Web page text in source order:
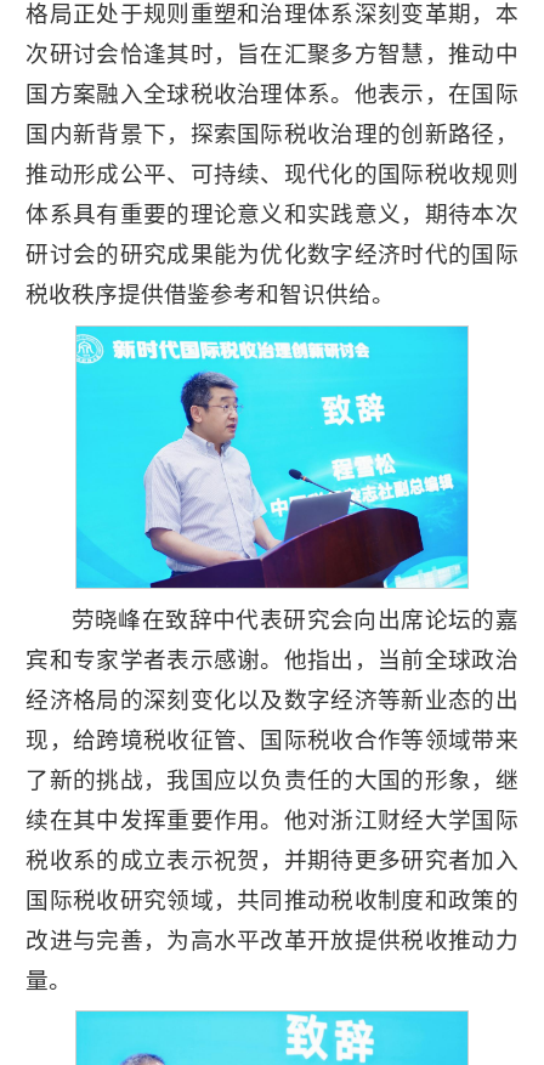
格局正处于规则重塑和治理体系深刻变革期，本
次研讨会恰逢其时，旨在汇聚多方智慧，推动中
国方案融入全球税收治理体系。他表示，在国际
国内新背景下，探索国际税收治理的创新路径，
推动形成公平、可持续、现代化的国际税收规则
体系具有重要的理论意义和实践意义，期待本次
研讨会的研究成果能为优化数字经济时代的国际
税收秩序提供借鉴参考和智识供给。
劳晓峰在致辞中代表研究会向出席论坛的嘉
宾和专家学者表示感谢。他指出，当前全球政治
经济格局的深刻变化以及数字经济等新业态的出
现，给跨境税收征管、国际税收合作等领域带来
了新的挑战，我国应以负责任的大国的形象，继
续在其中发挥重要作用。他对浙江财经大学国际
税收系的成立表示祝贺，并期待更多研究者加入
国际税收研究领域，共同推动税收制度和政策的
改进与完善，为高水平改革开放提供税收推动力
量。